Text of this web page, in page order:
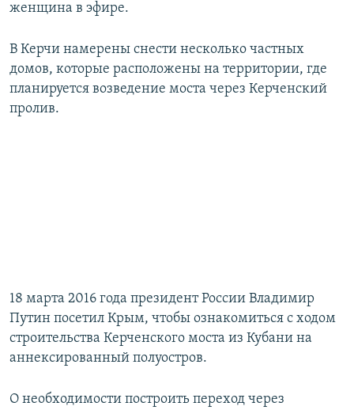
женщина в эфире.
В Керчи намерены снести несколько частных
домов, которые расположены на территории, где
планируется возведение моста через Керченский
пролив.
18 марта 2016 года президент России Владимир
Путин посетил Крым, чтобы ознакомиться с ходом
строительства Керченского моста из Кубани на
аннексированный полуостров.
О необходимости построить переход через